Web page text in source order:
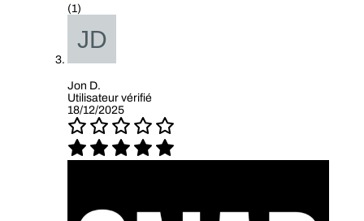
(1)
Jon D.
Utilisateur vérifié
18/12/2025